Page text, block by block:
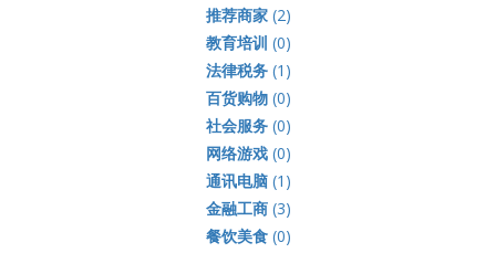
推荐商家(2)
教育培训 (0)
法律税务(1)
百货购物(0)
社会服务(0)
网络游戏(0)
通讯电脑(1)
金融工商(3)
餐饮美食(0)